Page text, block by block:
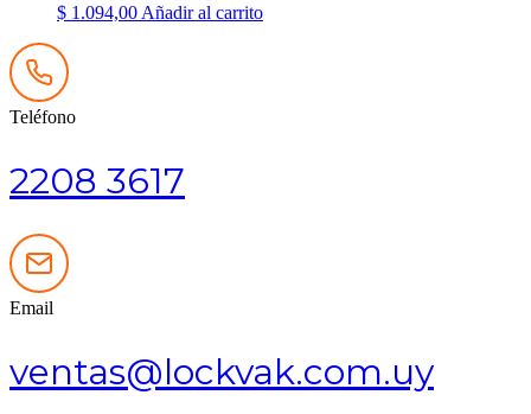
$ 1.094,00 Añadir al carrito
Teléfono
2208 3617
Email
ventas@lockvak.com.uy